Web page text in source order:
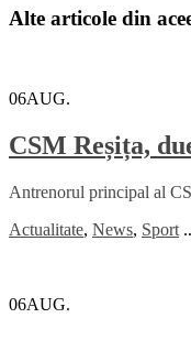
Alte articole din
06AUG.
CSM Reșița,
Antrenorul principal al
Actualitate, News, Sport
06AUG.